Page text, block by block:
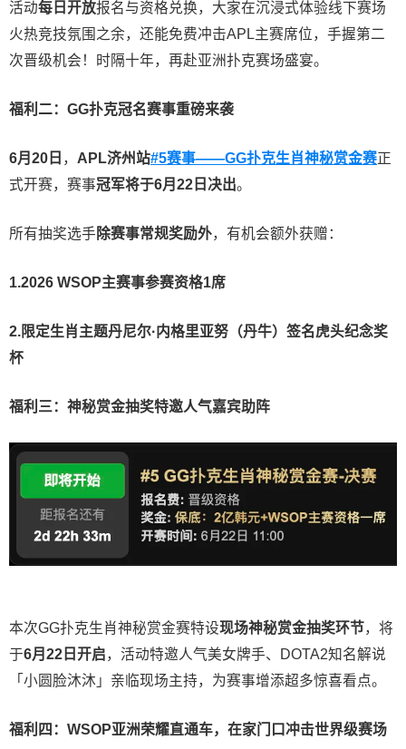
活动每日开放报名与资格兑换，大家在沉浸式体验线下赛场
火热竞技氛围之余，还能免费冲击APL主赛席位，手握第二
次晋级机会！时隔十年，再赴亚洲扑克赛场盛宴。
福利二：GG扑克冠名赛事重磅来袭
6月20日 ， APL济州站#5赛事——GG扑克生肖神秘赏金赛正
式开赛，赛事冠军将于6月22日决出。
所有抽奖选手 除赛事常规奖励外，有机会额外获赠：
1.2026 WSOP主赛事参赛资格1席
2.限定生肖主题丹尼尔·内格里亚努（丹牛）签名虎头纪念奖
杯
福利三：神秘赏金抽奖特邀人气嘉宾助阵
本次GG扑克生肖神秘赏金赛特设现场神秘赏金抽奖环节，将
于6月22日开启，活动特邀人气美女牌手、DOTA2知名解说
「小圆脸沐沐」亲临现场主持，为赛事增添超多惊喜看点。
福利四：WSOP亚洲荣耀直通车，在家门口冲击世界级赛场